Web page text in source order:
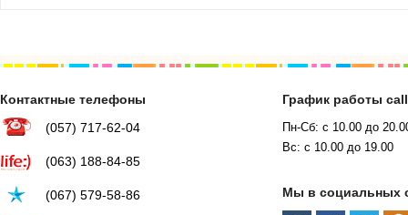
Контактные телефоны
(057) 717-62-04
(063) 188-84-85
(067) 579-58-86
График работы
Пн-Сб: с 10.00 до
Вс: с 10.00 до 19.00
Мы в социальных